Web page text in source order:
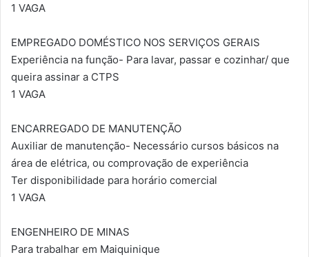
1 VAGA
EMPREGADO DOMÉSTICO NOS SERVIÇOS GERAIS
Experiência na função- Para lavar, passar e cozinhar/ que
queira assinar a CTPS
1 VAGA
ENCARREGADO DE MANUTENÇÃO
Auxiliar de manutenção- Necessário cursos básicos na
área de elétrica, ou comprovação de experiência
Ter disponibilidade para horário comercial
1 VAGA
ENGENHEIRO DE MINAS
Para trabalhar em Maiquinique